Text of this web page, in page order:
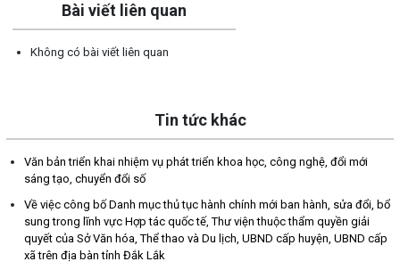
Bài viết liên quan
Không có bài viết liên quan
Tin tức khác
Văn bản triển khai nhiệm vụ phát triển khoa học, công nghệ, đổi mới
sáng tạo, chuyển đổi số
Về việc công bố Danh mục thủ tục hành chính mới ban hành, sửa đổi, bổ
sung trong lĩnh vực Hợp tác quốc tế, Thư viện thuộc thẩm quyền giải
quyết của Sở Văn hóa, Thể thao và Du lịch, UBND cấp huyện, UBND cấp
xã trên địa bàn tỉnh Đắk Lắk